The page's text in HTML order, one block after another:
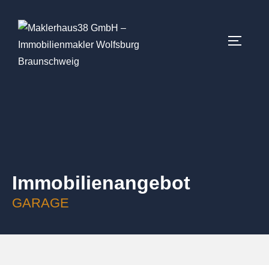
Immobilien­angebot
GARAGE